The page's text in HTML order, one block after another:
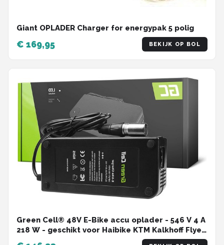
Giant OPLADER Charger for energypak 5 polig
€ 169,95 BEKIJK OP BOL
Green Cell® 48V E-Bike accu oplader - 546 V 4 A
218 W - geschikt voor Haibike KTM Kalkhoff Flyer
Cube Focus Giant Bergamont Ghost Trek